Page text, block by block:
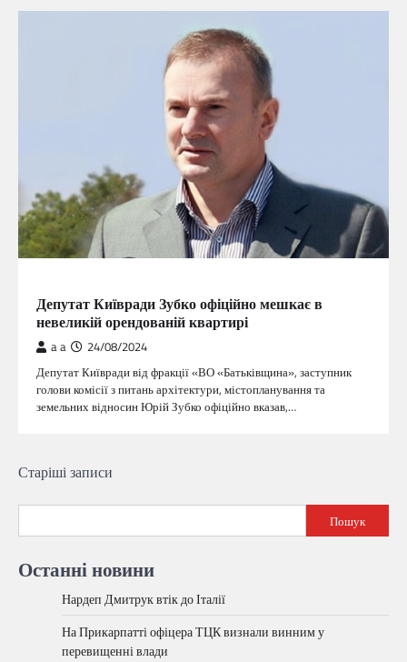
Депутат Київради Зубко офіційно мешкає в
невеликій орендованій квартирі
a a 24/08/2024
Депутат Київради від фракції «ВО «Батьківщина», заступник
голови комісії з питань архітектури, містопланування та
земельних відносин Юрій Зубко офіційно вказав,…
Навігація
за
записами
Старіші записи
Пошук
Останні новини
Нардеп Дмитрук втік до Італії
На Прикарпатті офіцера ТЦК визнали винним у
перевищенні влади